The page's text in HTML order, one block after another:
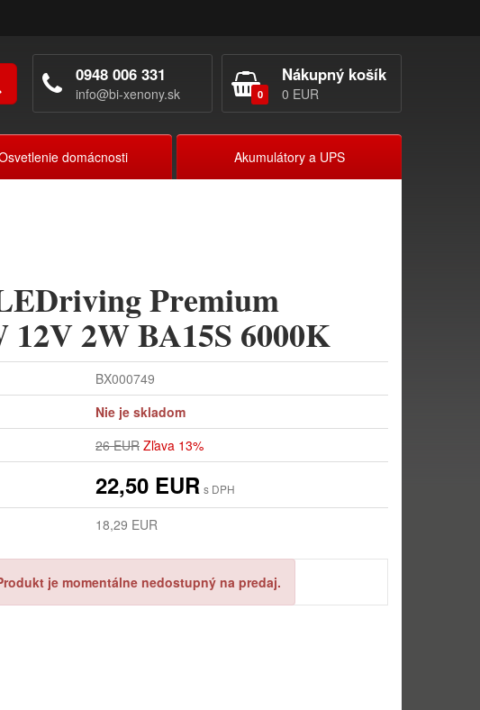
0
Nákupný košík
0 EUR
0948 006 331
info@bi-xenony.sk
domácnosti Akumulátory a UPS
Premium
12V 2W BA15S 6000K
BX000749
Nie je skladom
26 EUR Zľava 13%
22,50 EUR s DPH
18,29 EUR
je momentálne nedostupný na predaj.